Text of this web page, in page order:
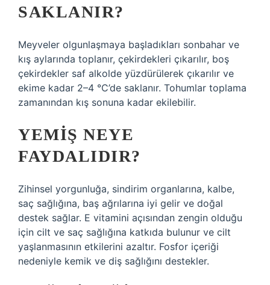
SAKLANIR?
Meyveler olgunlaşmaya başladıkları sonbahar ve
kış aylarında toplanır, çekirdekleri çıkarılır, boş
çekirdekler saf alkolde yüzdürülerek çıkarılır ve
ekime kadar 2–4 °C’de saklanır. Tohumlar toplama
zamanından kış sonuna kadar ekilebilir.
YEMIŞ NEYE
FAYDALIDIR?
Zihinsel yorgunluğa, sindirim organlarına, kalbe,
saç sağlığına, baş ağrılarına iyi gelir ve doğal
destek sağlar. E vitamini açısından zengin olduğu
için cilt ve saç sağlığına katkıda bulunur ve cilt
yaşlanmasının etkilerini azaltır. Fosfor içeriği
nedeniyle kemik ve diş sağlığını destekler.